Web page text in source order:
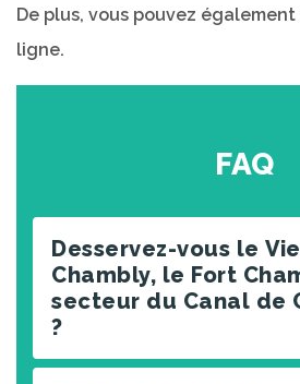
De plus, vous pouvez
ligne.
FAQ
Desservez-vous le
Chambly, le Fort
secteur du Canal de
?